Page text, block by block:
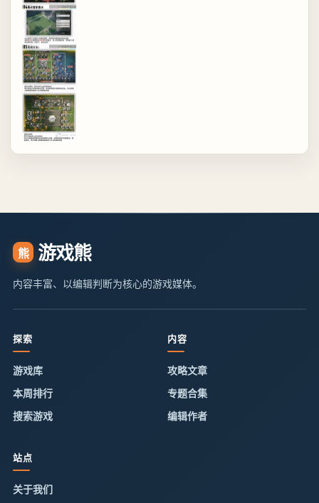
熊 游戏熊
内容丰富、以编辑判断为核心的游戏媒体。
探索
游戏库
本周排行
搜索游戏
内容
攻略文章
专题合集
编辑作者
站点
关于我们